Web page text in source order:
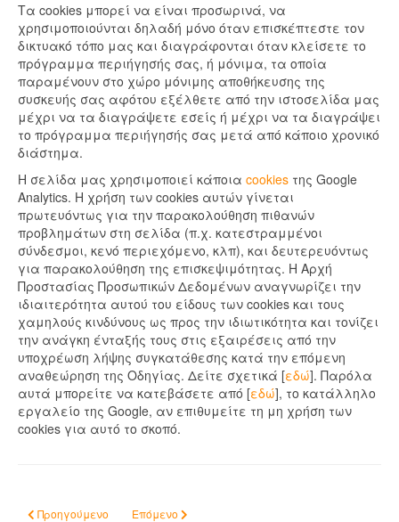
Τα cookies μπορεί να είναι προσωρινά, να
χρησιμοποιούνται δηλαδή μόνο όταν επισκέπτεστε τον
δικτυακό τόπο μας και διαγράφονται όταν κλείσετε το
πρόγραμμα περιήγησής σας, ή μόνιμα, τα οποία
παραμένουν στο χώρο μόνιμης αποθήκευσης της
συσκευής σας αφότου εξέλθετε από την ιστοσελίδα μας
μέχρι να τα διαγράψετε εσείς ή μέχρι να τα διαγράψει
το πρόγραμμα περιήγησής σας μετά από κάποιο χρονικό
διάστημα.
Η σελίδα μας χρησιμοποιεί κάποια cookies της Google
Analytics. Η χρήση των cookies αυτών γίνεται
πρωτευόντως για την παρακολούθηση πιθανών
προβλημάτων στη σελίδα (π.χ. κατεστραμμένοι
σύνδεσμοι, κενό περιεχόμενο, κλπ), και δευτερευόντως
για παρακολούθηση της επισκεψιμότητας. Η Αρχή
Προστασίας Προσωπικών Δεδομένων αναγνωρίζει την
ιδιαιτερότητα αυτού του είδους των cookies και τους
χαμηλούς κινδύνους ως προς την ιδιωτικότητα και τονίζει
την ανάγκη ένταξής τους στις εξαιρέσεις από την
υποχρέωση λήψης συγκατάθεσης κατά την επόμενη
αναθεώρηση της Οδηγίας. Δείτε σχετικά [εδώ]. Παρόλα
αυτά μπορείτε να κατεβάσετε από [εδώ], το κατάλληλο
εργαλείο της Google, αν επιθυμείτε τη μη χρήση των
cookies για αυτό το σκοπό.
Προηγούμενο άρθρο: Οδηγίες σωστής διατροφής για σχολεία και
Προηγούμενο Επόμενο άρθρο: Παράδοση τροφίμων σε
Επόμενο